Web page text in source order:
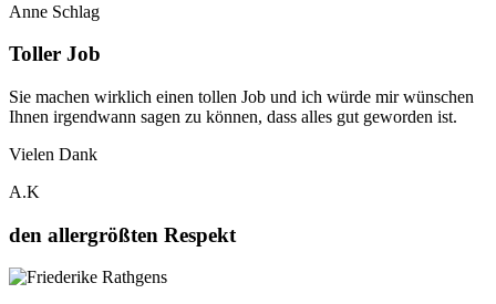
Anne Schlag
Toller Job
Sie machen wirklich einen tollen Job und ich würde mir wünschen
Ihnen irgendwann sagen zu können, dass alles gut geworden ist.
Vielen Dank
A.K
den allergrößten Respekt